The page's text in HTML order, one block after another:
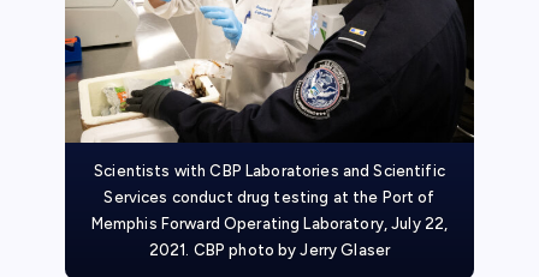
Scientists with CBP Laboratories and Scientific
Services conduct drug testing at the Port of
Memphis Forward Operating Laboratory, July 22,
2021. CBP photo by Jerry Glaser